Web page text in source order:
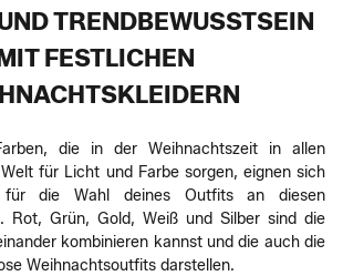
TRENDBEWUSSTSEIN
FESTLICHEN
die in der Weihnachtszeit in allen
für Licht und Farbe sorgen, eignen sich
für die Wahl deines Outfits an diesen
Rot, Grün, Gold, Weiß und Silber sind die
kombinieren kannst und die auch die
Weihnachtsoutfits darstellen.